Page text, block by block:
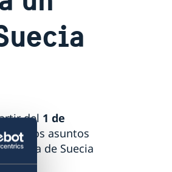
del 1 de
de los asuntos
de Suecia